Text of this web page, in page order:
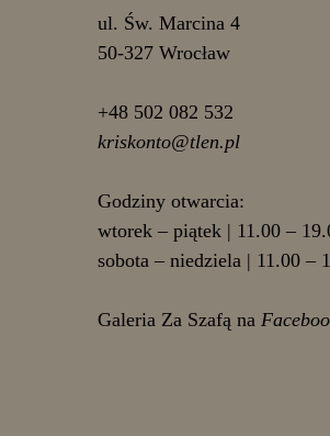
ul. Św. Marcina 4
50-327 Wrocław
+48 502 082 532
kriskonto@tlen.pl
Godziny otwarcia:
wtorek – piątek | 11.00 –
sobota – niedziela | 11.00 –
Galeria Za Szafą na